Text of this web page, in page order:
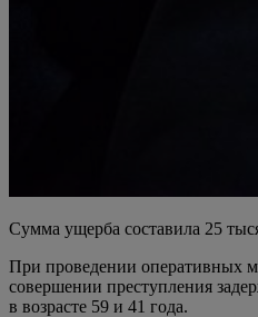
Сумма ущерба составила 25
При проведении оперативных
совершении преступления
в возрасте 59 и 41 года.